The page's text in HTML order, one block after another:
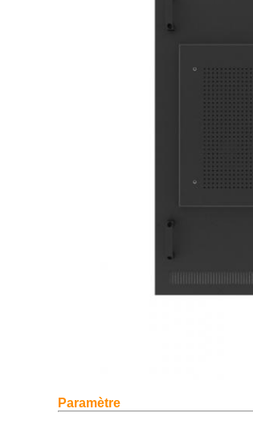
Paramètre